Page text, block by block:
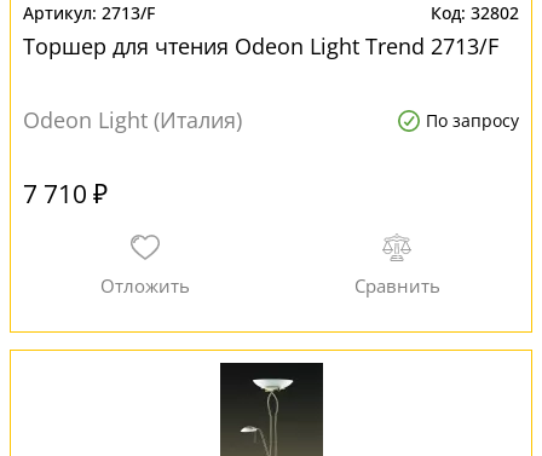
2713/F 32802
Торшер для чтения Odeon Light Trend 2713/F
Odeon Light (Италия) По запросу
7 710 ₽